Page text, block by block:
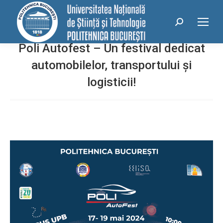
Search:
Poli Autofest – Un festival dedicat
automobilelor, transportului și
logisticii!